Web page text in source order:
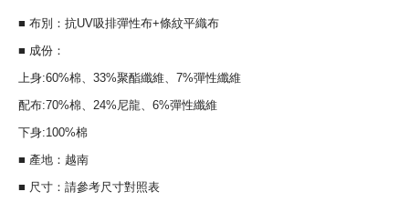
■ 布別：抗UV吸排彈性布+條紋平織布
■ 成份：
上身:60%棉、33%聚酯纖維、7%彈性纖維
配布:70%棉、24%尼龍、6%彈性纖維
下身:100%棉
■ 產地：越南
■ 尺寸：請參考尺寸對照表